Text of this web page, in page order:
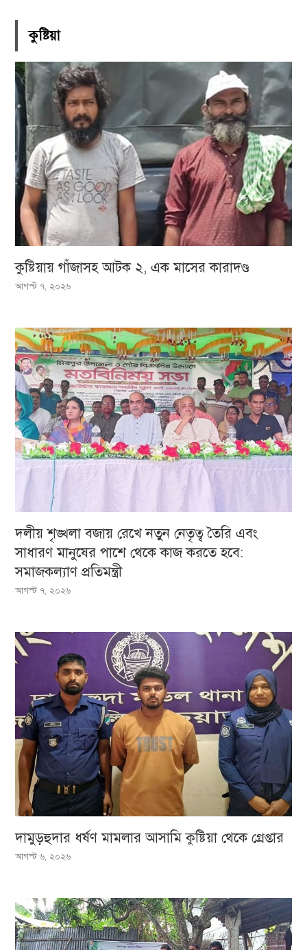
কুষ্টিয়া
কুষ্টিয়ায় গাঁজাসহ আটক ২, এক মাসের কারাদণ্ড
আগস্ট ৭, ২০২৬
দলীয় শৃঙ্খলা বজায় রেখে নতুন নেতৃত্ব তৈরি এবং
সাধারণ মানুষের পাশে থেকে কাজ করতে হবে:
সমাজকল্যাণ প্রতিমন্ত্রী
আগস্ট ৭, ২০২৬
দামুড়হুদার ধর্ষণ মামলার আসামি কুষ্টিয়া থেকে গ্রেপ্তার
আগস্ট ৬, ২০২৬